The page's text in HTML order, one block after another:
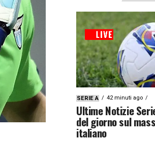
SERIE A 42 minuti ago
Ultime Notizie
del giorno sul
italiano